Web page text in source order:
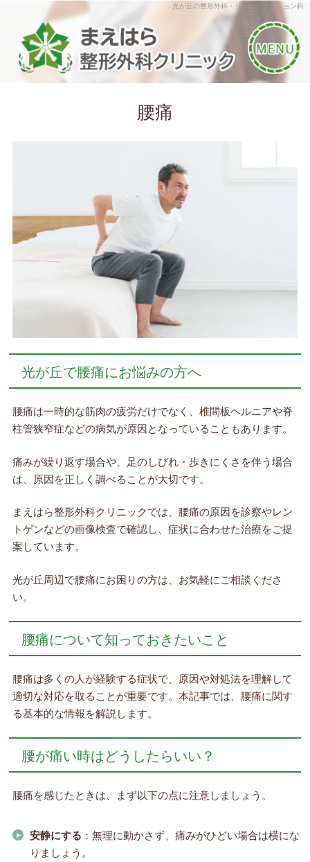
光が丘の整形外科・リハビリテーション科
腰痛
光が丘で腰痛にお悩みの方へ
腰痛は一時的な筋肉の疲労だけでなく、椎間板ヘルニアや脊
柱管狭窄症などの病気が原因となっていることもあります。
痛みが繰り返す場合や、足のしびれ・歩きにくさを伴う場合
は、原因を正しく調べることが大切です。
まえはら整形外科クリニックでは、腰痛の原因を診察やレン
トゲンなどの画像検査で確認し、症状に合わせた治療をご提
案しています。
光が丘周辺で腰痛にお困りの方は、お気軽にご相談くださ
い。
腰痛について知っておきたいこと
腰痛は多くの人が経験する症状で、原因や対処法を理解して
適切な対応を取ることが重要です。本記事では、腰痛に関す
る基本的な情報を解説します。
腰が痛い時はどうしたらいい？
腰痛を感じたときは、まず以下の点に注意しましょう。
安静にする ：無理に動かさず、痛みがひどい場合は横にな
りましょう。